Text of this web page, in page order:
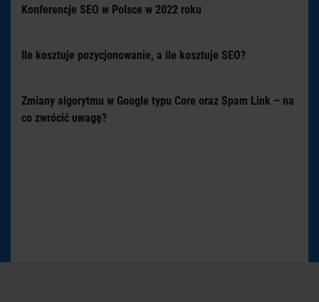
Konferencje SEO w Polsce w 2022 roku
Ile kosztuje pozycjonowanie, a ile kosztuje SEO?
Zmiany algorytmu w Google typu Core oraz Spam Link – na
co zwrócić uwagę?